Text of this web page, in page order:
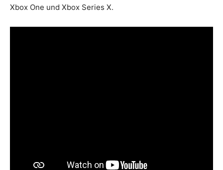
Xbox One und Xbox Series X.